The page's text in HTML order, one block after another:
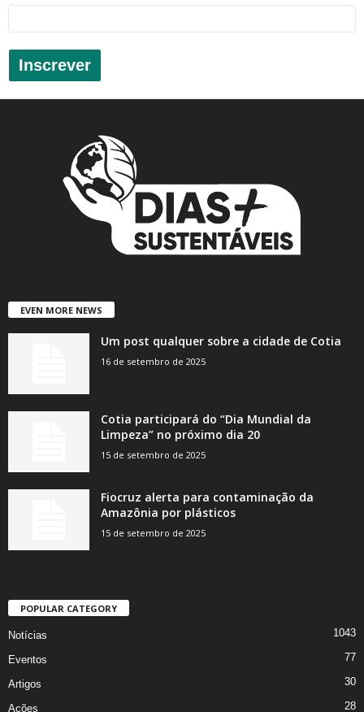
Inscrever
EVEN MORE NEWS
Um post qualquer sobre a cidade de Cotia
16 de setembro de 2025
Cotia participará do “Dia Mundial da
Limpeza” no próximo dia 20
15 de setembro de 2025
Fiocruz alerta para contaminação da
Amazônia por plásticos
15 de setembro de 2025
POPULAR CATEGORY
Notícias 1043
Eventos 77
Artigos 30
Ações 28